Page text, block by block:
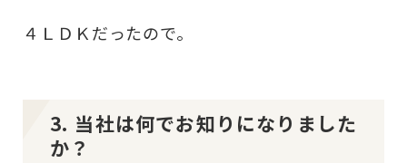
４ＬＤＫだったので。
3. 当社は何でお知りになりました
か？